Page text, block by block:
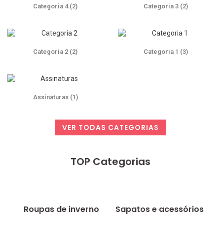
Categoria 4 (2) Categoria 3 (2)
Categoria 2 (2) Categoria 1 (3)
Assinaturas (1)
VER TODAS CATEGORIAS
TOP Categorias
Roupas de inverno Sapatos e acessórios